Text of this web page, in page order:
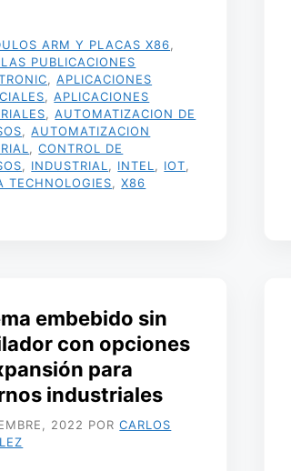
ARM Y PLACAS X86
PUBLICACIONES
,APLICACIONES
,APLICACIONES
,AUTOMATIZACION DE
,AUTOMATIZACION
,CONTROL DE
INDUSTRIAL INTEL IOT
TECHNOLOGIES ,X86
embebido sin
con opciones
para
industriales
2022 PORCARLOS